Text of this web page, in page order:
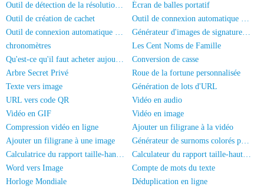
Outil de détection de la résolution d'écran
Écran de balles portatif
Outil de création de cachet
Outil de connexion automatique HadSky
Outil de connexion automatique universel
Générateur d'images de signature manuscrite
chronomètres
Les Cent Noms de Famille
Qu'est-ce qu'il faut acheter aujourd'hui?
Conversion de casse
Arbre Secret Privé
Roue de la fortune personnalisée
Texte vers image
Génération de lots d'URL
URL vers code QR
Vidéo en audio
Vidéo en GIF
Vidéo en image
Compression vidéo en ligne
Ajouter un filigrane à la vidéo
Ajouter un filigrane à une image
Générateur de surnoms colorés pour WeChat
Calculatrice du rapport taille-hanches
Calculateur du rapport taille-hauteur
Word vers Image
Compte de mots du texte
Horloge Mondiale
Déduplication en ligne